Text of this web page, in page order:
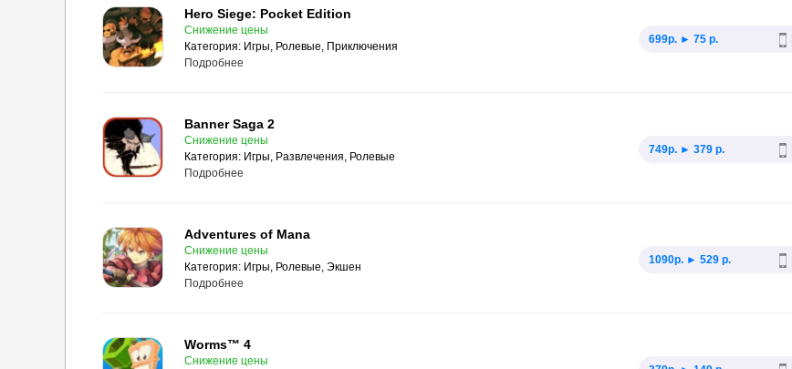
Hero Siege: Pocket Edition
Снижение цены
Категория: Игры, Ролевые, Приключения
699p. ► 75 р.
Подробнее
Banner Saga 2
Снижение цены
Категория: Игры, Развлечения, Ролевые
749p. ► 379 р.
Подробнее
Adventures of Mana
Снижение цены
Категория: Игры, Ролевые, Экшен
1090p. ► 529 р.
Подробнее
Worms™ 4
Снижение цены